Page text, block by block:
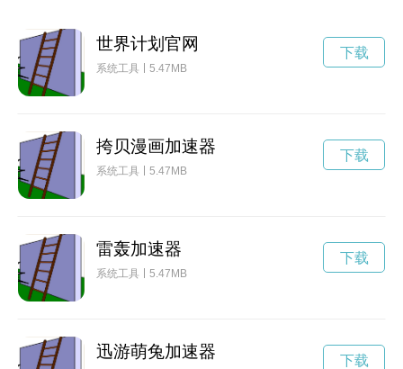
世界计划官网
系统工具 5.47MB
下载
挎贝漫画加速器
系统工具 5.47MB
下载
雷轰加速器
系统工具 5.47MB
下载
迅游萌兔加速器 下载